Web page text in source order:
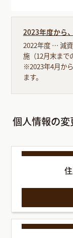
2023年度から
2022年度 … 減
施（12月末まで
※2023年4月か
ます。
個人情報の